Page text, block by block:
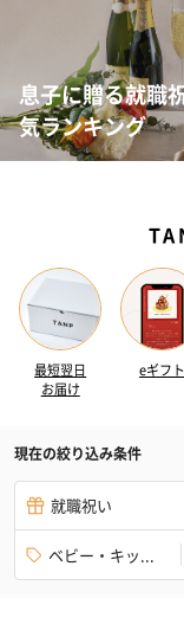
息子に贈る就職
気ランキング
最短翌日
お届け
eギフト
現在の絞り込み条件
就職祝い
ベビー・キッ...